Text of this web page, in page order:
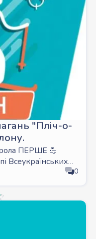
"Пліч-о-
ПЕРШЕ 💪
Всеукраїнських
0